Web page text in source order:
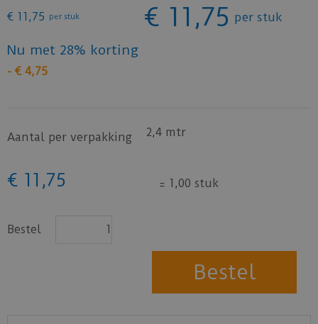
€ 11 ,75 per stuk € 11 ,75 per stuk
Nu met 28% korting
- € 4,75
Aantal per verpakking 2,4 mtr
€ 11 ,75 = 1,00 stuk
Bestel